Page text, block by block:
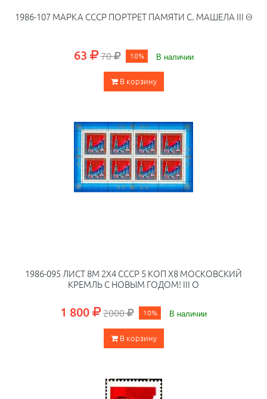
1986-107 МАРКА СССР ПОРТРЕТ ПАМЯТИ С. МАШЕЛА III Θ
63 70 10% В наличии
В корзину
1986-095 ЛИСТ 8М 2Х4 СССР 5 КОП X8 МОСКОВСКИЙ
КРЕМЛЬ С НОВЫМ ГОДОМ! III O
1 800 2000 10% В наличии
В корзину